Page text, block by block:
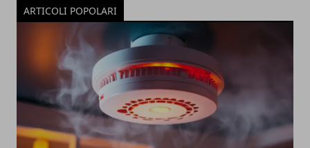
ARTICOLI POPOLARI